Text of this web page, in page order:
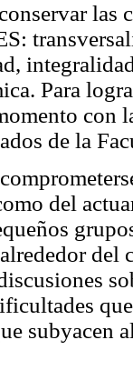
las
Para
con
de la
del
del
subyacen